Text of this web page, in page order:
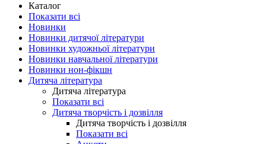
Каталог
Показати всі
Новинки
Новинки дитячої літератури
Новинки художньої літератури
Новинки навчальної літератури
Новинки нон-фікшн
Дитяча література
Дитяча література
Показати всі
Дитяча творчість і дозвілля
Дитяча творчість і дозвілля
Показати всі